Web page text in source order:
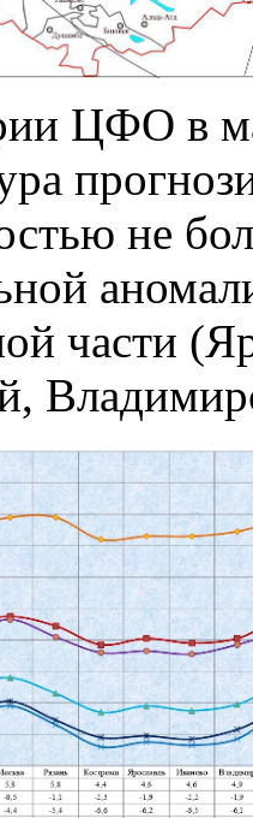
ЦФО в
не
части